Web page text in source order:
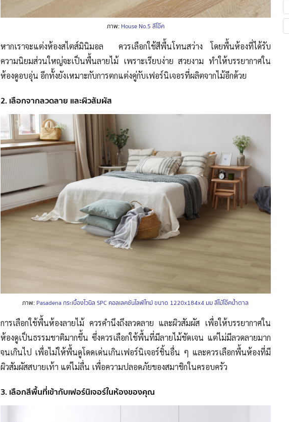
ภาพ: House No.5 สีโอ๊ค
หากเราจะแต่งห้องสไตส์มินิมอล ควรเลือกใช้สีพื้นโทนสว่าง โดยพื้นห้องที่ได้รับ
ความนิยมส่วนใหญ่จะเป็นพื้นลายไม้ เพราะเรียบง่าย สวยงาม ทำให้บรรยากาศใน
ห้องดูอบอุ่น อีกทั้งยังเหมาะกับการตกแต่งคู่กับเฟอร์นิเจอรที่ผลิตจากไม้อีกด้วย
2. เลือกจากลวดลาย และผิวสัมผัส
ภาพ: Pasadena กระเบื้องไวนิล SPC คอลเลคชันไลฟ์ไทม์ ขนาด 1220x184x4 มม สีไม้โอ๊คน้ำตาล
การเลือกใช้พื้นห้องลายไม้ ควรคำนึงถึงลวดลาย และผิวสัมผัส เพื่อให้บรรยากาศใน
ห้องดูเป็นธรรมชาติมากขึ้น ซึ่งควรเลือกใช้พื้นที่มีลายไม้ชัดเจน แต่ไม่มีลวดลายมาก
จนเกินไป เพื่อไม่ให้พื้นดูโดดเด่นเกินเฟอร์นิเจอร์ชิ้นอื่น ๆ และควรเลือกพื้นห้องที่มี
ผิวสัมผัสสบายเท้า แต่ไม่ลื่น เพื่อความปลอดภัยของสมาชิกในครอบครัว
3. เลือกสีพื้นที่เข้ากับเฟอร์นิเจอร์ในห้องของคุณ